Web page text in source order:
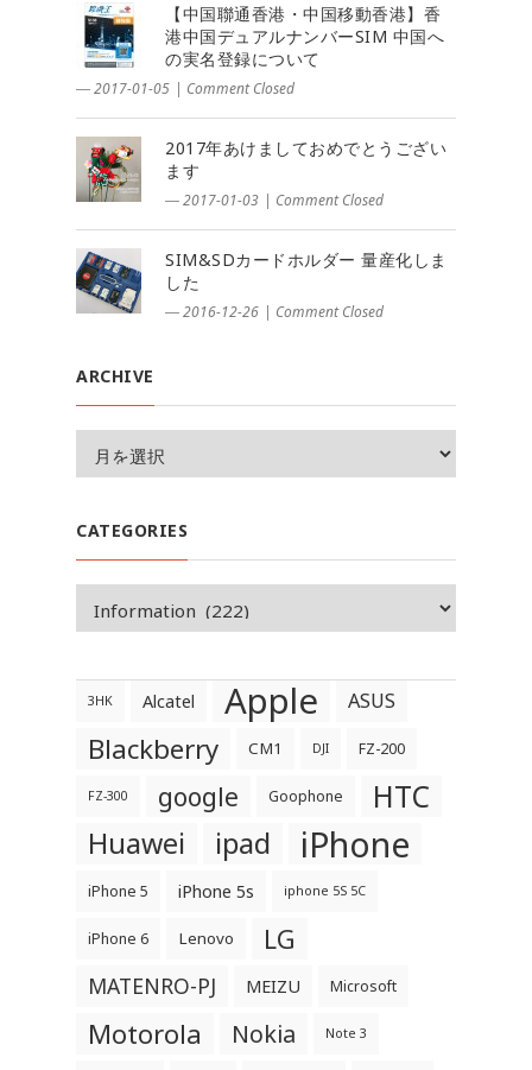
【中国聯通香港・中国移動香港】香
港中国デュアルナンバーSIM 中国へ
の実名登録について
― 2017-01-05 | Comment Closed
2017年あけましておめでとうござい
ます
― 2017-01-03 | Comment Closed
SIM&SDカードホルダー 量産化しま
した
― 2016-12-26 | Comment Closed
ARCHIVE
CATEGORIES
3HK Alcatel Apple ASUS
Blackberry CM1 DJI FZ-200
FZ-300 google Goophone HTC
Huawei ipad iPhone
iPhone 5 iPhone 5s iphone 5S 5C
iPhone 6 Lenovo LG
MATENRO-PJ MEIZU Microsoft
Motorola Nokia Note 3